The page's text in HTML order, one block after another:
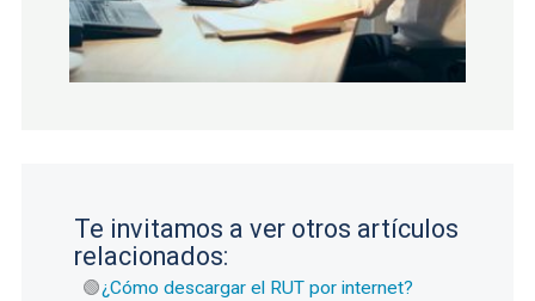
Te invitamos a ver otros artículos
relacionados:
¿Cómo descargar el RUT por internet?